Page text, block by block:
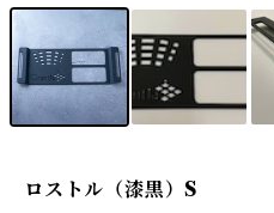
ロストル（漆黒）S